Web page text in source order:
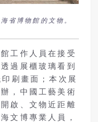
省博物館的文物。
工作人員在接受
過展櫃玻璃看到
刷畫面；本次展
，中國工藝美術
啟、文物近距離
文博專業人員，